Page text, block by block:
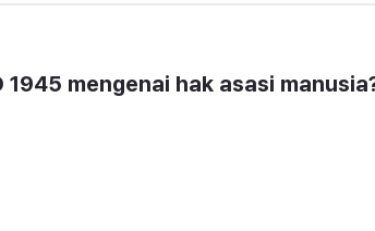
mengenai hak asasi